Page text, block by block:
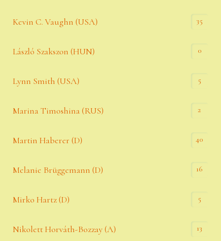
Kevin C. Vaughn (USA) 35
László Szakszon (HUN) 0
Lynn Smith (USA) 5
Marina Timoshina (RUS) 2
Martin Haberer (D) 40
Melanie Brüggemann (D) 16
Mirko Hartz (D) 5
Nikolett Horváth-Bozzay (A) 13